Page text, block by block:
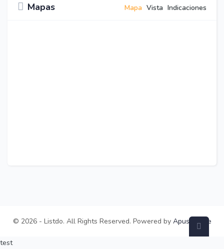
Mapas Mapa Vista Indicaciones
© 2026 - Listdo. All Rights Reserved. Powered by ApusTheme
test